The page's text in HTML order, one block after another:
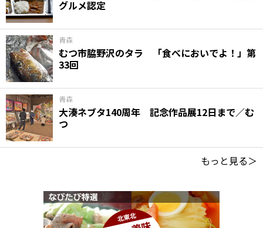
グルメ認定
青森
むつ市脇野沢のタラ 「食べにおいでよ！」第
33回
青森
大湊ネブタ140周年 記念作品展12日まで／む
つ
もっと見る＞